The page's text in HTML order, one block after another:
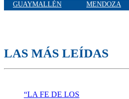
GUAYMALLÉN MENDOZA
LAS MÁS LEÍDAS
“LA FE DE LOS